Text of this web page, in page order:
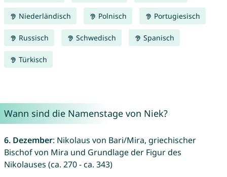
Niederländisch Polnisch Portugiesisch
Russisch Schwedisch Spanisch
Türkisch
Wann sind die Namenstage von Niek?
6. Dezember: Nikolaus von Bari/Mira, griechischer
Bischof von Mira und Grundlage der Figur des
Nikolauses (ca. 270 - ca. 343)